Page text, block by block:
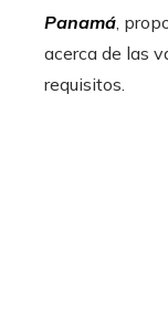
Panamá ,
acerca de las
requisitos.